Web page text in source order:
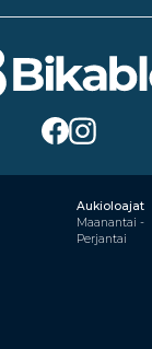
Aukioloajat
Maanantai -
Perjantai